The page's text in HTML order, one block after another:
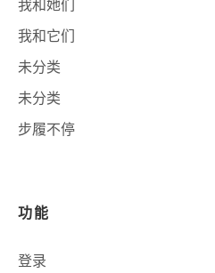
我和她们
我和它们
未分类
未分类
步履不停
功能
登录